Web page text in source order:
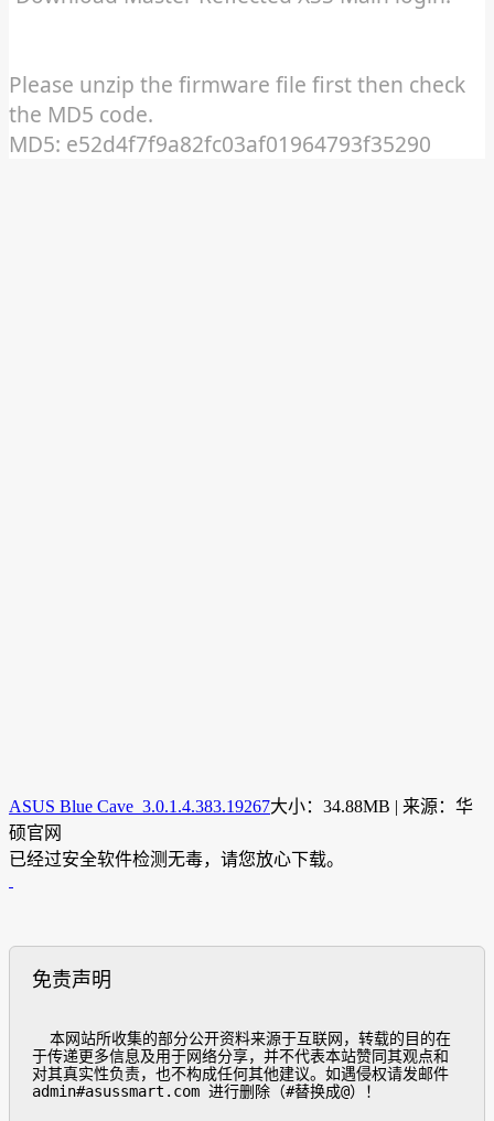
Please unzip the firmware file first then check
the MD5 code.
MD5: e52d4f7f9a82fc03af01964793f35290
ASUS Blue Cave 3.0.1.4.383.19267大小：34.88MB | 来源：华
硕官网
已经过安全软件检测无毒，请您放心下载。
免责声明
于传递更多信息及用于网络分享，并不代表本站赞同其观点和
对其真实性负责，也不构成任何其他建议。如遇侵权请发邮件
admin#asussmart.com 进行删除（#替换成@）！